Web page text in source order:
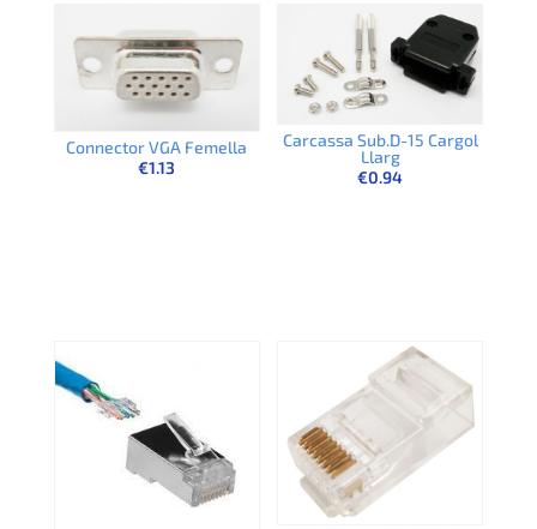
Connector VGA Femella
€1.13
Carcassa Sub.D-15 Cargol
Llarg
€0.94